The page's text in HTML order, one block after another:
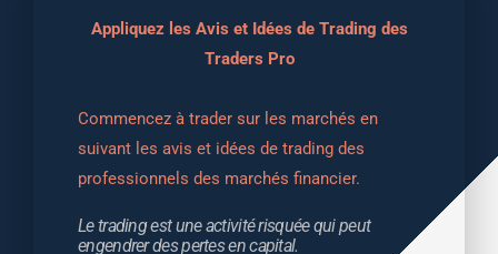
Appliquez les Avis et Idées de Trading des
Traders Pro
Commencez à trader sur les marchés en
suivant les avis et idées de trading des
professionnels des marchés financier.
Le trading est une activité risquée qui peut
engendrer des pertes en capital.